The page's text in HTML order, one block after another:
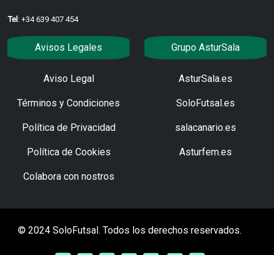
Tel: +34 639 407 454
Avisos Legales
Aviso Legal
Términos y Condiciones
Política de Privacidad
Política de Cookies
Colabora con nostros
Grupo AsturSala
AsturSala.es
SoloFutsal.es
salacanario.es
Asturfem.es
© 2024 SoloFutsal. Todos los derechos reservados.